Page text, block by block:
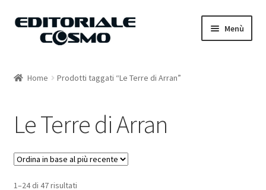
Vai
Vai
Menù
Carrello
Il mio account
Home Prodotti taggati “Le Terre di Arran”
Le Terre di Arran
1–24 di 47 risultati